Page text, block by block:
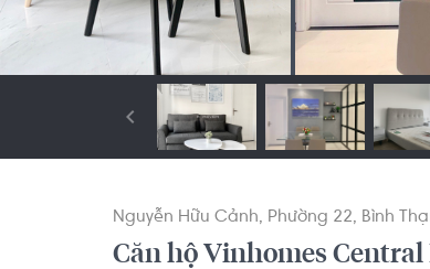
Nguyễn Hữu Cảnh Phường 22 Bình
Căn hộ Vinhomes